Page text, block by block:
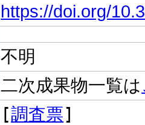
https://doi.org/
不明
二次成果物一覧は
[調査票]